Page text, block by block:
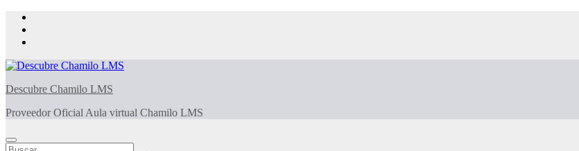
Saltar
contenido
Descubre Chamilo LMS
Proveedor Oficial Aula virtual Chamilo LMS